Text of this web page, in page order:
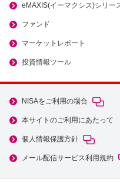
eMAXIS(イーマクシス)シリー
ファンド
マーケットレポート
投資情報ツール
NISAをご利用の場合
本サイトのご利用にあたって
個人情報保護方針
メール配信サービス利用規約